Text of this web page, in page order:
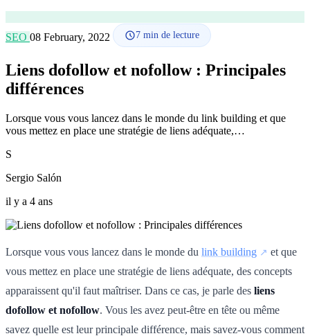
SEO 08 February, 2022 7 min de lecture
Liens dofollow et nofollow : Principales
différences
Lorsque vous vous lancez dans le monde du link building et que
vous mettez en place une stratégie de liens adéquate,…
S
Sergio Salón
il y a 4 ans
Lorsque vous vous lancez dans le monde du link building
et que
vous mettez en place une stratégie de liens adéquate, des concepts
apparaissent qu'il faut maîtriser. Dans ce cas, je parle des liens
dofollow et nofollow. Vous les avez peut-être en tête ou même
savez quelle est leur principale différence, mais savez-vous comment